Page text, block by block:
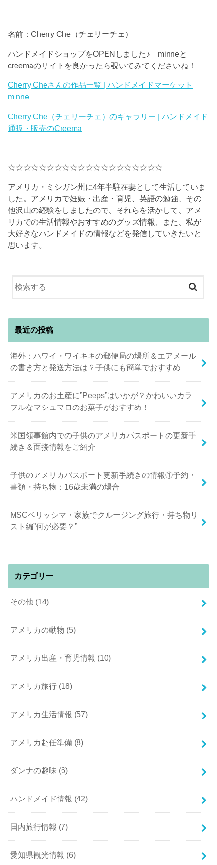
名前：Cherry Che（チェリーチェ）
ハンドメイドショップをOPENしました♪ minneと
creemaのサイトを良かったら覗いてみてくださいね！
Cherry Cheさんの作品一覧 | ハンドメイドマーケット
minne
Cherry Che（チェリーチェ）のギャラリー | ハンドメイド
通販・販売のCreema
☆☆☆☆☆☆☆☆☆☆☆☆☆☆☆☆☆☆☆☆
アメリカ・ミシガン州に4年半駐在妻として生活していま
した。アメリカで妊娠・出産・育児、英語の勉強、その
他沢山の経験をしましたので、それらを活かして、アメ
リカでの生活情報やおすすめのグッズ情報、また、私が
大好きなハンドメイドの情報などを発信していきたいと
思います。
最近の投稿
海外：ハワイ・ワイキキの郵便局の場所＆エアメール
の書き方と発送方法は？子供にも簡単でおすすめ
アメリカのお土産に”Peeps”はいかが？かわいいカラ
フルなマシュマロのお菓子がおすすめ！
米国領事館内での子供のアメリカパスポートの更新手
続き＆面接情報をご紹介
子供のアメリカパスポート更新手続きの情報①予約・
書類・持ち物：16歳未満の場合
MSCベリッシマ・家族でクルージング旅行・持ち物リ
スト編”何が必要？”
カテゴリー
その他 (14)
アメリカの動物 (5)
アメリカ出産・育児情報 (10)
アメリカ旅行 (18)
アメリカ生活情報 (57)
アメリカ赴任準備 (8)
ダンナの趣味 (6)
ハンドメイド情報 (42)
国内旅行情報 (7)
愛知県観光情報 (6)